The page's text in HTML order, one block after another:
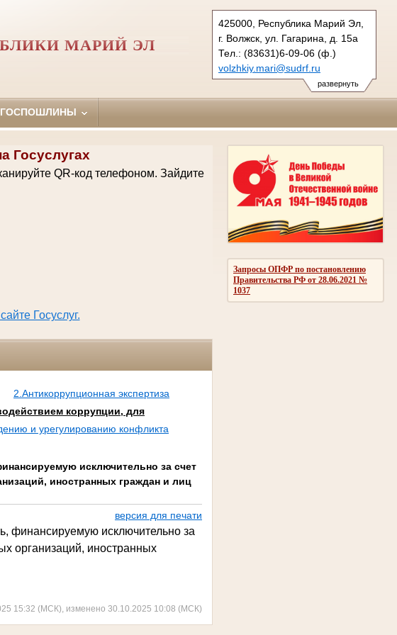
развернуть
425000, Республика Марий Эл,
г. Волжск, ул. Гагарина, д. 15а
Тел.: (83631)6-09-06 (ф.)
volzhkiy.mari@sudrf.ru
МАРИЙ ЭЛ
ГОСПОШЛИНЫ
Запросы ОПФР по постановлению
Правительства РФ от 28.06.2021 №
1037
Госуслугах
QR-код телефоном. Зайдите
Госуслуг.
2.Антикоррупционная экспертиза
коррупции, для
и урегулированию конфликта
исключительно за счет
иностранных граждан и лиц
версия для печати
финансируемую исключительно за
организаций, иностранных
15:32 (МСК), изменено 30.10.2025 10:08 (МСК)